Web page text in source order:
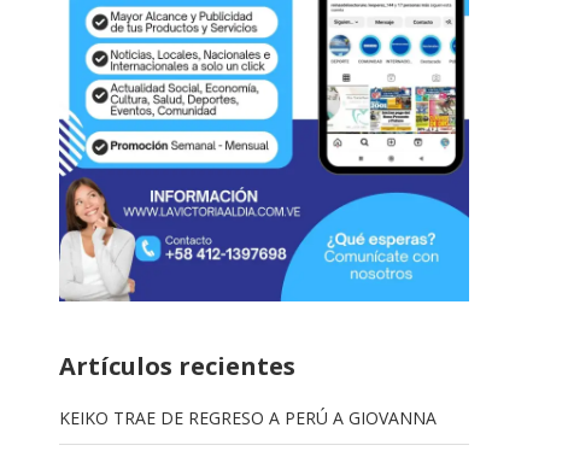
Artículos recientes
KEIKO TRAE DE REGRESO A PERÚ A GIOVANNA